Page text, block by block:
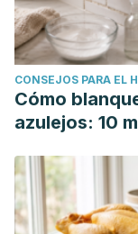
CONSEJOS PARA EL
Cómo
azulejos: 10